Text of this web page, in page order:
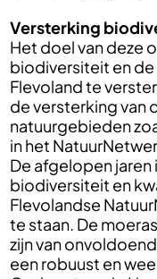
Versterking
Het doel van deze
biodiversiteit en de
Flevoland te
de versterking van
natuurgebieden
in het
De afgelopen
biodiversiteit en
Flevolandse
te staan. De
zijn van
een robuust en